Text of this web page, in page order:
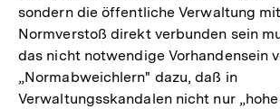
sondern die öffentliche Verwaltung
Normverstoß direkt verbunden sein
das nicht notwendige Vorhandensein
„Normabweichlern" dazu, daß in
Verwaltungsskandalen nicht nur